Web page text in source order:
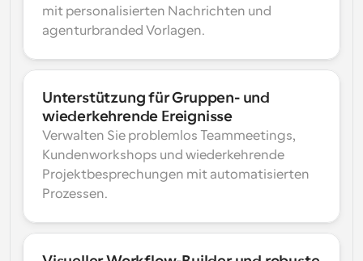
mit personalisierten Nachrichten und
agenturbranded Vorlagen.
Unterstützung für Gruppen- und
wiederkehrende Ereignisse
Verwalten Sie problemlos Teammeetings,
Kundenworkshops und wiederkehrende
Projektbesprechungen mit automatisierten
Prozessen.